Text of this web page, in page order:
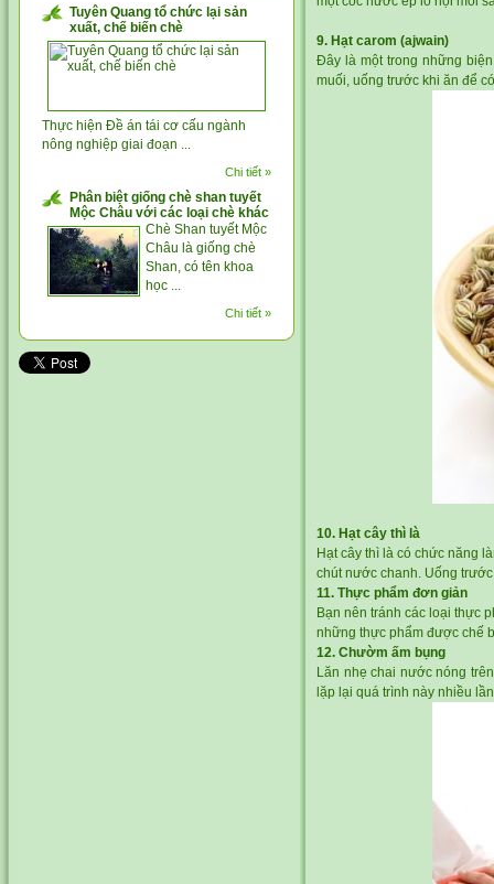
Tuyên Quang tổ chức lại sản
xuất, chế biến chè
Thực hiện Đề án tái cơ cấu ngành
nông nghiệp giai đoạn ...
Chi tiết »
Phân biệt giống chè shan tuyết
Mộc Châu với các loại chè khác
Chè Shan tuyết Mộc
Châu là giống chè
Shan, có tên khoa
học ...
Chi tiết »
9. Hạt carom (ajwain)
Đây là một trong những
muối, uống trước khi ăn để
10. Hạt cây thì là
Hạt cây thì là có chức năng
chút nước chanh. Uống
11. Thực phẩm đơn giản
Bạn nên tránh các loại thực
những thực phẩm được chế
12. Chườm ấm bụng
Lăn nhẹ chai nước nóng
lặp lại quá trình này nhiều